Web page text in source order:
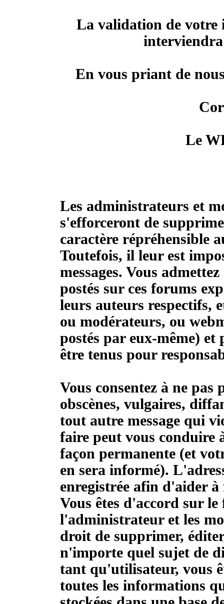
La validation de votre
interviendra
En vous priant de
Le
Les administrateurs et
s'efforceront de
caractère répréhensible
Toutefois, il leur est
messages. Vous
postés sur ces forums
leurs auteurs respectifs,
ou modérateurs, ou
postés par eux-même) et
être tenus pour
Vous consentez à ne pas
obscènes, vulgaires,
tout autre message qui
faire peut vous conduire
façon permanente (et
en sera informé).
enregistrée afin d'aider à
Vous êtes d'accord sur
l'administrateur et les
droit de supprimer,
n'importe quel sujet de
tant qu'utilisateur, vous
toutes les informations